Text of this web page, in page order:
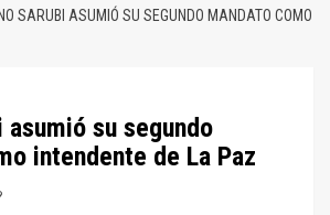
SARUBI ASUMIÓ SU SEGUNDO MANDATO COMO
asumió su segundo
intendente de La Paz